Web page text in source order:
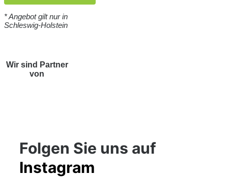
* Angebot gilt nur in
Schleswig-Holstein
Wir sind Partner
von
Folgen Sie uns auf
Instagram